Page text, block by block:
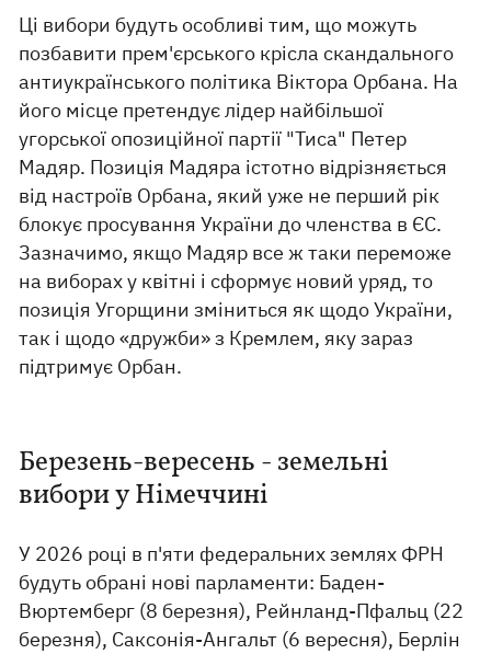
Ці вибори будуть особливі тим, що можуть
позбавити прем'єрського крісла скандального
антиукраїнського політика Віктора Орбана. На
його місце претендує лідер найбільшої
угорської опозиційної партії "Тиса" Петер
Мадяр. Позиція Мадяра істотно відрізняється
від настроїв Орбана, який уже не перший рік
блокує просування України до членства в ЄС.
Зазначимо, якщо Мадяр все ж таки переможе
на виборах у квітні і сформує новий уряд, то
позиція Угорщини зміниться як щодо України,
так і щодо «дружби» з Кремлем, яку зараз
підтримує Орбан.
Березень-вересень - земельні
вибори у Німеччині
У 2026 році в п'яти федеральних землях ФРН
будуть обрані нові парламенти: Баден-
Вюртемберг (8 березня), Рейнланд-Пфальц (22
березня), Саксонія-Ангальт (6 вересня), Берлін